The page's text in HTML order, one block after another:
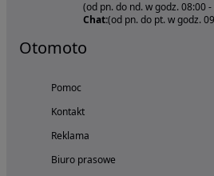
(od pn. do nd. w godz. 08:00 -
Chat:(od pn. do pt. w godz.
Otomoto
Pomoc
Kontakt
Reklama
Biuro prasowe